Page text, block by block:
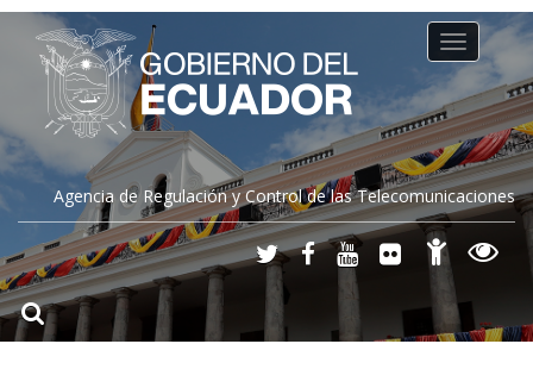
Agencia de Regulación y Control de las Telecomunicaciones
Toggle
navigation